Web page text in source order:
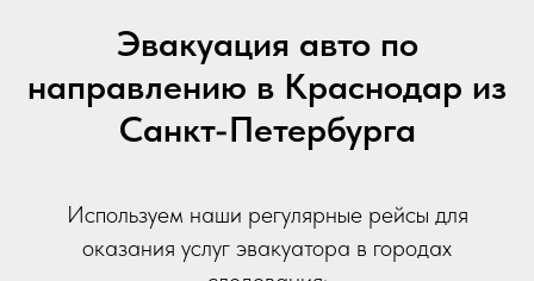
Эвакуация авто по
направлению в Краснодар из
Санкт-Петербурга
Используем наши регулярные рейсы для
оказания услуг эвакуатора в городах